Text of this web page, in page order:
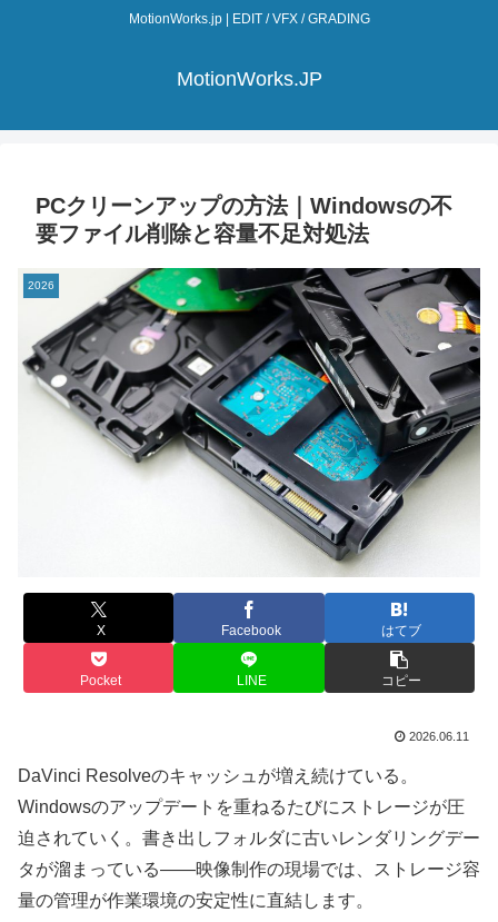
MotionWorks.jp | EDIT / VFX / GRADING
MotionWorks.JP
PCクリーンアップの方法｜Windowsの不
要ファイル削除と容量不足対処法
2026
X Facebook はてブ
Pocket LINE コピー
2026.06.11
DaVinci Resolveのキャッシュが増え続けている。
Windowsのアップデートを重ねるたびにストレージが圧
迫されていく。書き出しフォルダに古いレンダリングデー
タが溜まっている——映像制作の現場では、ストレージ容
量の管理が作業環境の安定性に直結します。